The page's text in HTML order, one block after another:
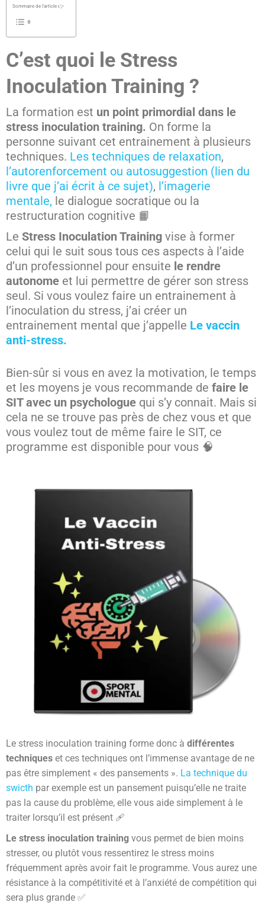
Sommaire de l'article 👉
C’est quoi le Stress
Inoculation Training ?
La formation est un point primordial dans le
stress inoculation training. On forme la
personne suivant cet entrainement à plusieurs
techniques. Les techniques de relaxation,
l’autorenforcement ou autosuggestion (lien du
livre que j’ai écrit à ce sujet), l’imagerie
mentale, le dialogue socratique ou la
restructuration cognitive 📙
Le Stress Inoculation Training vise à former
celui qui le suit sous tous ces aspects à l’aide
d’un professionnel pour ensuite le rendre
autonome et lui permettre de gérer son stress
seul. Si vous voulez faire un entrainement à
l’inoculation du stress, j’ai créer un
entrainement mental que j’appelle Le vaccin
anti-stress.
Bien-sûr si vous en avez la motivation, le temps
et les moyens je vous recommande de faire le
SIT avec un psychologue qui s’y connait. Mais si
cela ne se trouve pas près de chez vous et que
vous voulez tout de même faire le SIT, ce
programme est disponible pour vous 🧠
Le stress inoculation training forme donc à différentes
techniques et ces techniques ont l’immense avantage de ne
pas être simplement « des pansements ». La technique du
swicth par exemple est un pansement puisqu’elle ne traite
pas la cause du problème, elle vous aide simplement à le
traiter lorsqu’il est présent 🩹
Le stress inoculation training vous permet de bien moins
stresser, ou plutôt vous ressentirez le stress moins
fréquemment après avoir fait le programme. Vous aurez une
résistance à la compétitivité et à l’anxiété de compétition qui
sera plus grande ✅